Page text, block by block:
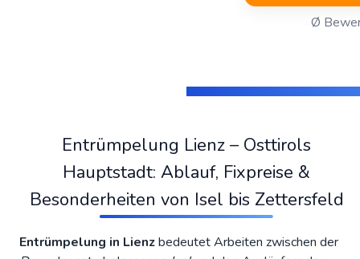
Ø
Entrümpelung Lienz – Osttirols
Hauptstadt: Ablauf, Fixpreise &
Besonderheiten von Isel bis Zettersfeld
Entrümpelung in Lienzbedeutet Arbeiten zwischen der